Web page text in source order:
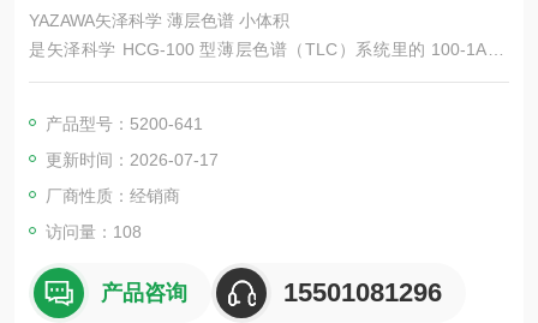
YAZAWA矢泽科学 薄层色谱 小体积
是矢泽科学 HCG-100 型薄层色谱（TLC）系统里的 100-1A 吸
附剂涂布器（涂板器），用于实验室自制薄层板，可精准涂布硅
产品型号：5200-641
更新时间：2026-07-17
厂商性质：经销商
访问量：108
产品咨询 15501081296